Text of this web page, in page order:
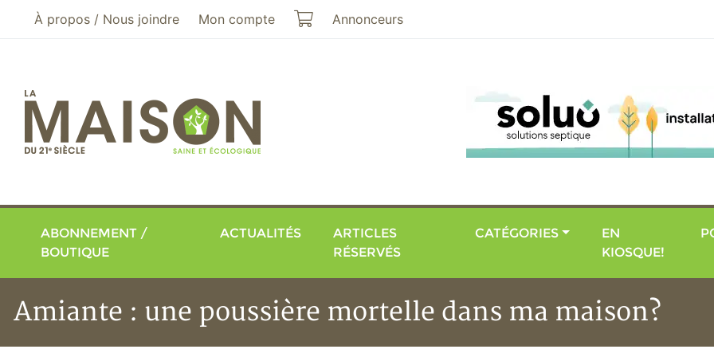
Aller au menu principal
Aller au contenu principal
À propos / Nous joindre Mon compte Mon panier
Annonceurs
ABONNEMENT /
BOUTIQUE
ACTUALITÉS
ARTICLES
RÉSERVÉS
CATÉGORIES
EN
KIOSQUE!
Amiante : une poussière mortelle dans ma maison?